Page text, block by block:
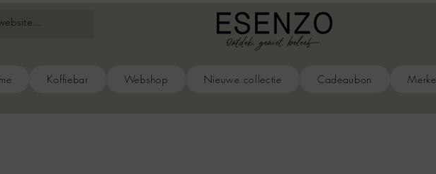
Koffiebar Webshop Nieuwe collectie Cadeaubon